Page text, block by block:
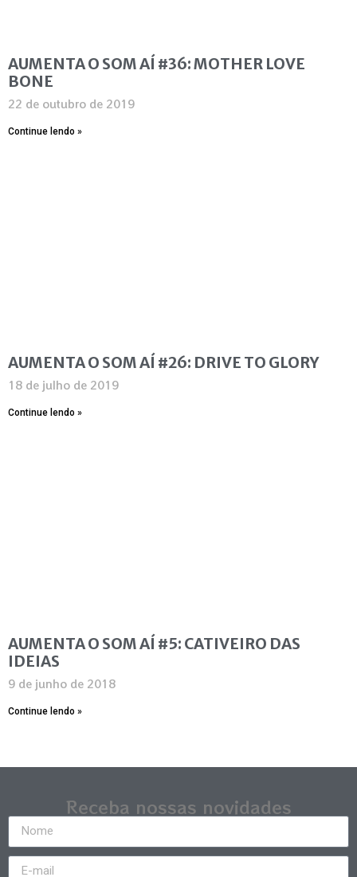
AUMENTA O SOM AÍ #36: MOTHER LOVE
BONE
22 de outubro de 2019
Continue lendo »
AUMENTA O SOM AÍ #26: DRIVE TO GLORY
18 de julho de 2019
Continue lendo »
AUMENTA O SOM AÍ #5: CATIVEIRO DAS
IDEIAS
9 de junho de 2018
Continue lendo »
Receba nossas novidades